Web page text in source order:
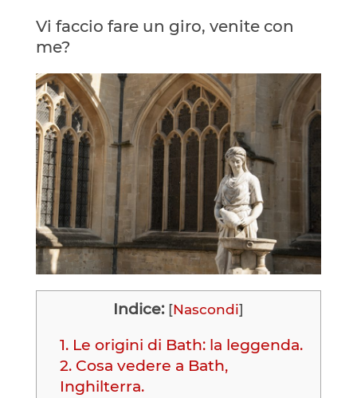
Vi faccio fare un giro, venite con
me?
Indice: [Nascondi]
1.Le origini di Bath: la leggenda.
2.Cosa vedere a Bath,
Inghilterra.